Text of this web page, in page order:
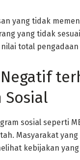
yang tidak
yang tidak
total
Sosial
sosial seperti
Masyarakat
kebijakan